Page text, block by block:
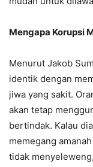
Mengapa Korupsi
Menurut Jakob
identik dengan
jiwa yang sakit.
akan tetap
bertindak. Kalau
memegang
tidak